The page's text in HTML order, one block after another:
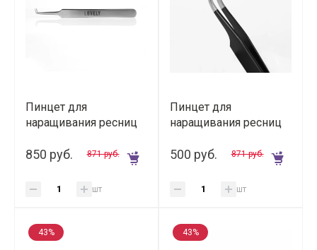
Пинцет для
наращивания ресниц
"Soft" мягкий
850 руб. 871 руб.
шт
Пинцет для
наращивания ресниц
Line)
500 руб. 871 руб.
шт
43% 43%